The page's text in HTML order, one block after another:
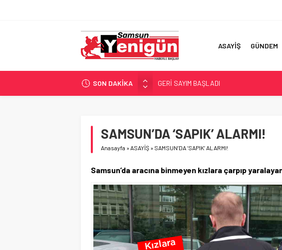
ASAYİŞ GÜNDEM
SON DAKİKA
GERİ SAYIM BAŞLADI
SAMSUNSPOR’DA HEDEF 5’İNCİLİK!
İŞTE FINDIK FİYATI!
SAMSUN’DA ‘SAPIK’ ALARMI!
Anasayfa »ASAYİŞ » SAMSUN’DA ‘SAPIK’ ALARMI!
Samsun’da aracına binmeyen kızlara çarpıp